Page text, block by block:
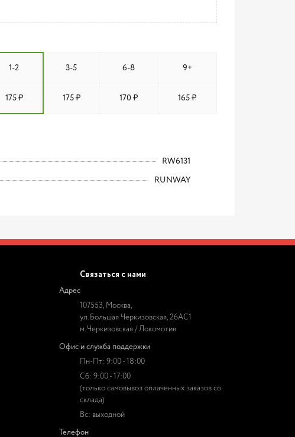
1-2 3-5 6-8 9+
175 ₽ 175 ₽ 170 ₽ 165 ₽
RW6131
RUNWAY
Связаться с нами
Адрес
107553, Москва,
ул. Большая Черкизовская, 26АС1
м. Черкизовская / Локомотив
Офис и служба поддержки
Пн-Пт: 9:00 - 18:00
Сб: 9:00 - 17:00
(только самовывоз оплаченных заказов со
склада)
Вс: выходной
Телефон